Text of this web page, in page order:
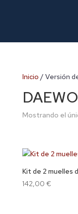
Inicio / Versión
Mostrando el
Kit de 2 muelles
142,00 €